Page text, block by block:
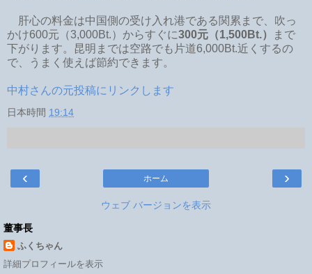
肝心の料金は中国側の受け入れ港である関累まで、吹っ
かけ600元（3,000Bt.）からすぐに300元（1,500Bt.）
まで
下がります。昆明までは空路でも片道6,000Bt.近くするの
で、うまく使えば節約できます。
中村さんの元投稿にリンクします
日本時間 19:14
‹ ›
ホーム
ウェブ バージョンを表示
董事長
ふくちゃん
詳細プロフィールを表示